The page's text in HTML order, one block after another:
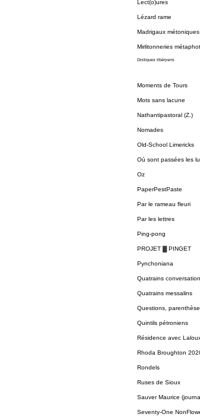
Lect(o)ures
Lézard rame
Madrigaux métoniques
Mirlitonneries
Distiques ribéryens
Moments de Tours
Mots sans lacune
Nathantipastoral (Z.)
Nomades
Old-School Limericks
Où sont passées les
Oz
PaperPestPaste
Par le rameau fleuri
Par les lettres
Ping-pong
PROJET ▓ PINGET
Pynchoniana
Quatrains
Quatrains messalins
Questions,
Quintils pétroniens
Résidence avec
Rhoda Broughton
Rondels
Ruses de Sioux
Sauver Maurice
Seventy-One